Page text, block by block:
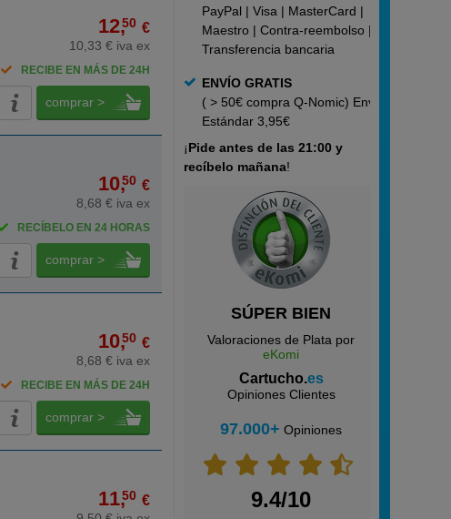
PayPal | Visa | MasterCard |
Maestro | Contra-reembolso |
Transferencia bancaria
ENVÍO GRATIS
( > 50€ compra Q-Nomic) Envío
Estándar 3,95€
¡Pide antes de las 21:00 y
recíbelo mañana!
SÚPER BIEN
Valoraciones de Plata por
eKomi
Cartucho.es
Opiniones Clientes
97.000+ Opiniones
9.4/10
12,50 €
10,33 € iva ex
RECIBE EN MÁS DE 24H
comprar >
10,50 €
8,68 € iva ex
RECÍBELO EN 24 HORAS
comprar >
10,50 €
8,68 € iva ex
RECIBE EN MÁS DE 24H
comprar >
11,50 €